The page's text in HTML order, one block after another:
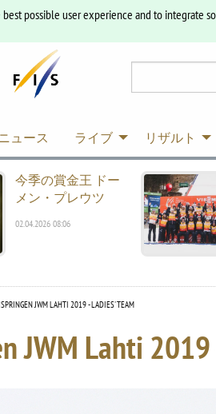
possible user experience and to integrate
ュース ライブ リザルト
今季の賞金王 ドー
メン・プレウツ
02.04.2026 08:06
JWM LAHTI 2019 - LADIES' TEAM
JWM Lahti 2019